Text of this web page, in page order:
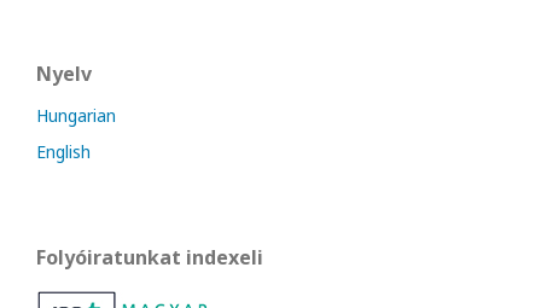
Nyelv
Hungarian
English
Folyóiratunkat indexeli